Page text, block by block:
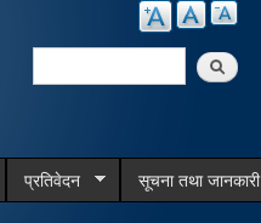
Search
प्रतिवेदन सूचना तथा जानकारी